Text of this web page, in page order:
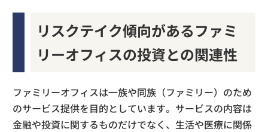
リスクテイク傾向があるファミ
リーオフィスの投資との関連性
ファミリーオフィスは一族や同族（ファミリー）のため
のサービス提供を目的としています。サービスの内容は
金融や投資に関するものだけでなく、生活や医療に関係